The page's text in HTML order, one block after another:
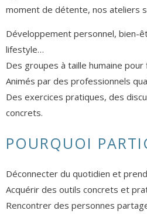
moment de détente, nos ateliers
Développement personnel, bien-
lifestyle…
Des groupes à taille humaine
Animés par des professionnels
Des exercices pratiques, des
concrets.
POURQUOI
Déconnecter du quotidien et
Acquérir des outils concrets et
Rencontrer des personnes